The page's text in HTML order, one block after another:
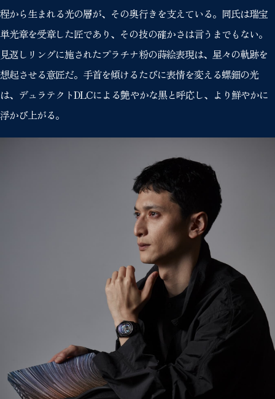
程から生まれる光の層が、その奥行きを支えている。同氏は瑞宝
単光章を受章した匠であり、その技の確かさは言うまでもない。
見返しリングに施されたプラチナ粉の蒔絵表現は、星々の軌跡を
想起させる意匠だ。手首を傾けるたびに表情を変える螺鈿の光
は、デュラテクトDLCによる艶やかな黒と呼応し、より鮮やかに
浮かび上がる。